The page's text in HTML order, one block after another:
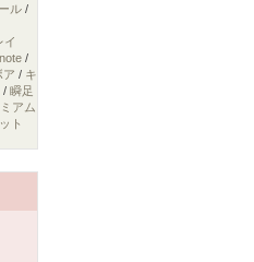
ル /
イ
/
ア / キ
/ 瞬足
アム
ト